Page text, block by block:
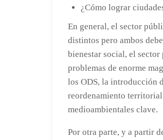
¿Cómo lograr
En general, el sector
distintos pero ambos
bienestar social, el
problemas de enorme
los ODS, la introducción
reordenamiento
medioambientales clave.
Por otra parte, y a partir